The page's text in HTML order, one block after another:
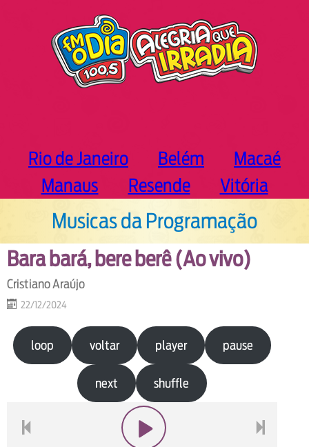
Rio de Janeiro Belém
Macaé
Manaus
Resende Vitória
Musicas da Programação
Bara bará, bere berê (Ao vivo)
Cristiano Araújo
22/12/2024
loop voltar player pause
next shuffle